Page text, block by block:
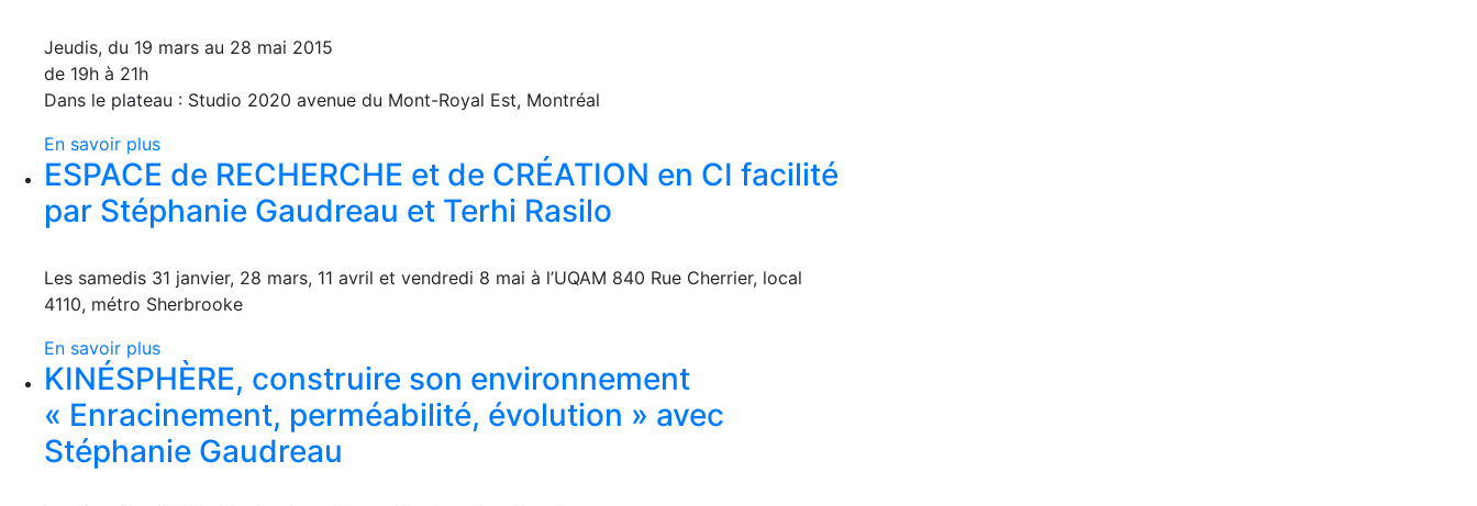
Jeudis, du 19 mars au 28 mai 2015
de 19h à 21h
Dans le plateau : Studio 2020 avenue du Mont-Royal Est, Montréal
En savoir plus
ESPACE de RECHERCHE et de CRÉATION en CI facilité
par Stéphanie Gaudreau et Terhi Rasilo
Les samedis 31 janvier, 28 mars, 11 avril et vendredi 8 mai à l’UQAM 840 Rue Cherrier, local
4110, métro Sherbrooke
En savoir plus
KINÉSPHÈRE, construire son environnement
« Enracinement, perméabilité, évolution » avec
Stéphanie Gaudreau